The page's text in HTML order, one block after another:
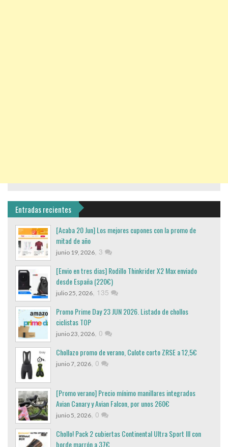
Entradas recientes
[Acaba 20 Jun] Los mejores cupones con la promo de
mitad de año
junio 19, 2026, 3
[Envio en tres dias] Rodillo Thinkrider X2 Max enviado
desde España (220€)
julio 25, 2026, 135
Promo Prime Day 23 JUN 2026. Listado de chollos
ciclistas TOP
junio 23, 2026, 0
Chollazo promo de verano, Culote corto ZRSE a 12,5€
junio 7, 2026, 0
[Promo verano] Precio mínimo manillares integrados
Avian Canary y Avian Falcon, por unos 260€
junio 5, 2026, 0
Chollo! Pack 2 cubiertas Continental Ultra Sport III con
borde marrón a 37€